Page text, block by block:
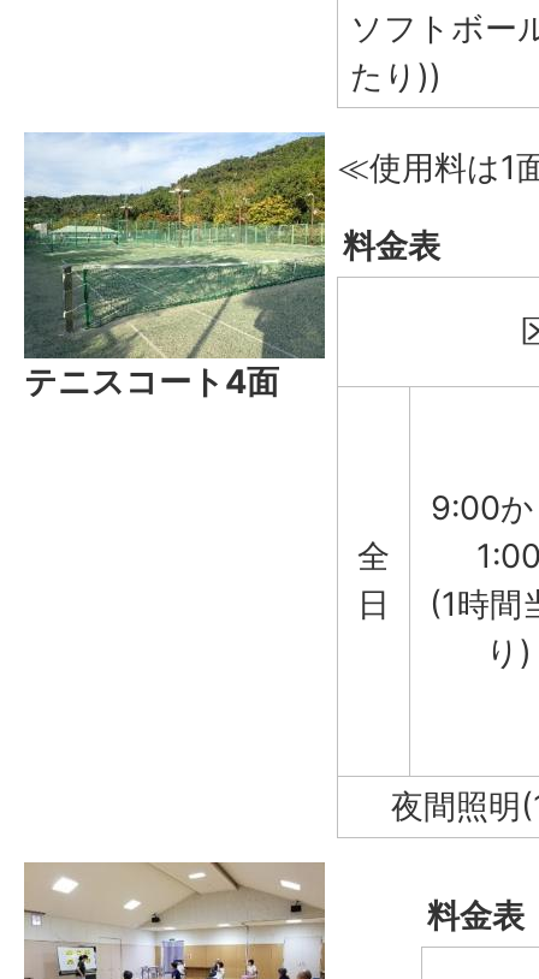
ソフトボー
たり))
テニスコート4面
≪使用料は1
料金表
全
日
9:00
(1時間
り)
夜間照明
料金表